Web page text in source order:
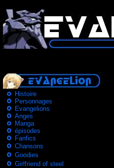
Histoire
Personnages
Evangelions
Anges
Manga
épisodes
Fanfics
Chansons
Goodies
Girlfriend of steel